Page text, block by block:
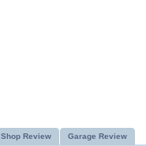
Shop Review Garage Review